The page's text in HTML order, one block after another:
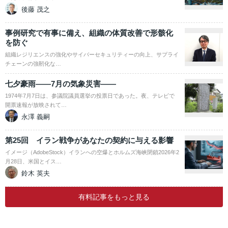
後藤 茂之
事例研究で有事に備え、組織の体質改善で形骸化
を防ぐ
組織レジリエンスの強化やサイバーセキュリティーの向上、サプライ
チェーンの強靭化な…
七夕豪雨――7月の気象災害――
1974年7月7日は、参議院議員選挙の投票日であった。夜、テレビで
開票速報が放映されて…
永澤 義嗣
第25回 イラン戦争があなたの契約に与える影響
イメージ（AdobeStock）イランへの空爆とホルムズ海峡閉鎖2026年2
月28日、米国とイス…
鈴木 英夫
有料記事をもっと見る